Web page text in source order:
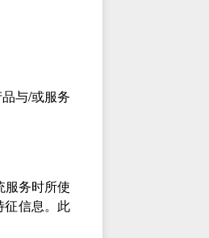
与/或服务
服务时所使
征信息。此